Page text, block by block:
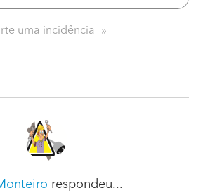
uma incidência
respondeu...